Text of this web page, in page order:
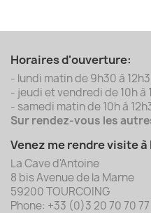
Horaires d'ouverture:
- lundi matin de 9h30 à
- jeudi et vendredi de 10h à
- samedi matin de 10h à
Sur rendez-vous les
Venez me rendre visite à
La Cave d'Antoine
8 bis Avenue de la Marne
59200 TOURCOING
Phone: +33 (0)3 20 70 70 77